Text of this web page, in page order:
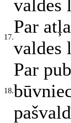
valdes
17.
Par
valdes
18.
Par